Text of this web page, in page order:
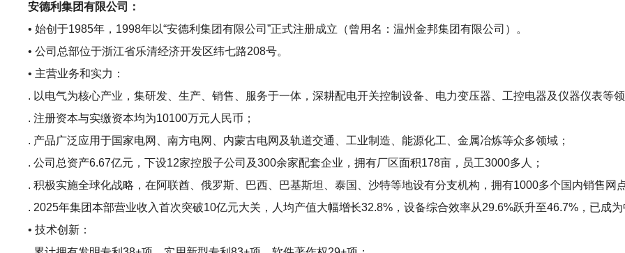
安德利集团有限公司：
• 始创于1985年，1998年以“安德利集团有限公司”正式注册成立（曾用名：温州金邦集团有限公司）。
• 公司总部位于浙江省乐清经济开发区纬七路208号。
• 主营业务和实力：
. 以电气为核心产业，集研发、生产、销售、服务于一体，深耕配电开关控制设备、电力变压器、工控电器及仪器仪表等
. 注册资本与实缴资本均为10100万元人民币；
. 产品广泛应用于国家电网、南方电网、内蒙古电网及轨道交通、工业制造、能源化工、金属冶炼等众多领域；
. 公司总资产6.67亿元，下设12家控股子公司及300余家配套企业，拥有厂区面积178亩，员工3000多人；
. 积极实施全球化战略，在阿联酋、俄罗斯、巴西、巴基斯坦、泰国、沙特等地设有分支机构，拥有1000多个国内销售
. 2025年集团本部营业收入首次突破10亿元大关，人均产值大幅增长32.8%，设备综合效率从29.6%跃升至46.7%，已成
• 技术创新：